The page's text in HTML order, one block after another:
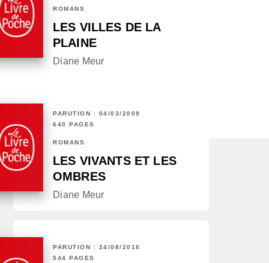
ROMANS
LES VILLES DE LA
PLAINE
Diane Meur
PARUTION : 04/03/2009
640 PAGES
ROMANS
LES VIVANTS ET LES
OMBRES
Diane Meur
PARUTION : 24/08/2016
544 PAGES